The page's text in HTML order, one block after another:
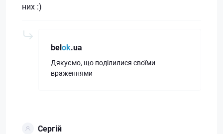
них :)
belok.ua
Дякуємо, що поділилися своїми
враженнями
Сергій